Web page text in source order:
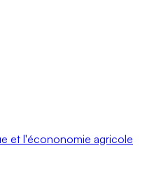
et l'écononomie agricole